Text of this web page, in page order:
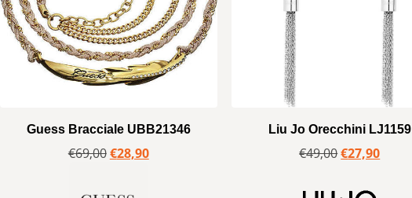
Guess Bracciale UBB21346
€69,00€28,90
Liu Jo Orecchini LJ1159
€49,00€27,90